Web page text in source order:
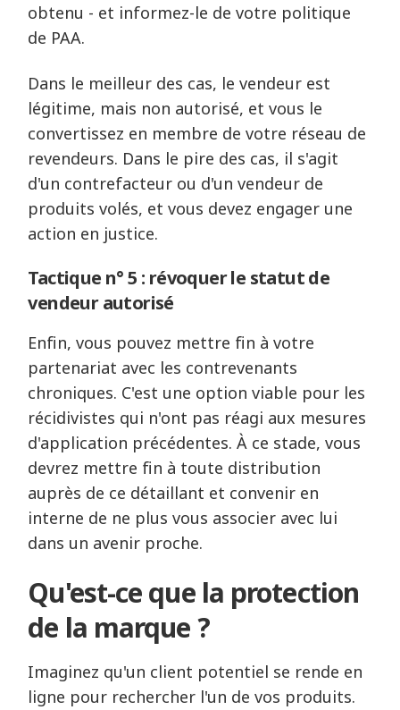
obtenu - et informez-le de votre politique
de PAA.
Dans le meilleur des cas, le vendeur est
légitime, mais non autorisé, et vous le
convertissez en membre de votre réseau de
revendeurs. Dans le pire des cas, il s'agit
d'un contrefacteur ou d'un vendeur de
produits volés, et vous devez engager une
action en justice.
Tactique n° 5 : révoquer le statut de
vendeur autorisé
Enfin, vous pouvez mettre fin à votre
partenariat avec les contrevenants
chroniques. C'est une option viable pour les
récidivistes qui n'ont pas réagi aux mesures
d'application précédentes. À ce stade, vous
devrez mettre fin à toute distribution
auprès de ce détaillant et convenir en
interne de ne plus vous associer avec lui
dans un avenir proche.
Qu'est-ce que la protection
de la marque ?
Imaginez qu'un client potentiel se rende en
ligne pour rechercher l'un de vos produits.